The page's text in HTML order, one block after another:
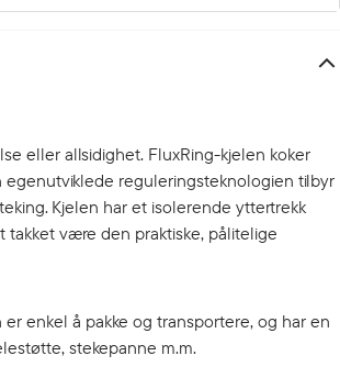
eller allsidighet. FluxRing-kjelen koker
reguleringsteknologien tilbyr
Kjelen har et isolerende yttertrekk
takket være den praktiske, pålitelige
enkel å pakke og transportere, og har en
stekepanne m.m.